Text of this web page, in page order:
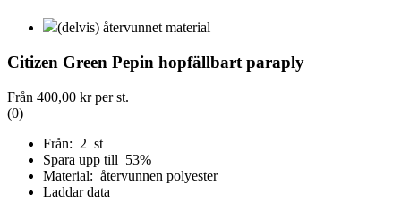
(delvis) återvunnet material
Citizen Green Pepin hopfällbart paraply
Från 400,00 krper st.
(0)
Från: 2 st
Spara upp till 53%
Material: återvunnen polyester
Laddar data